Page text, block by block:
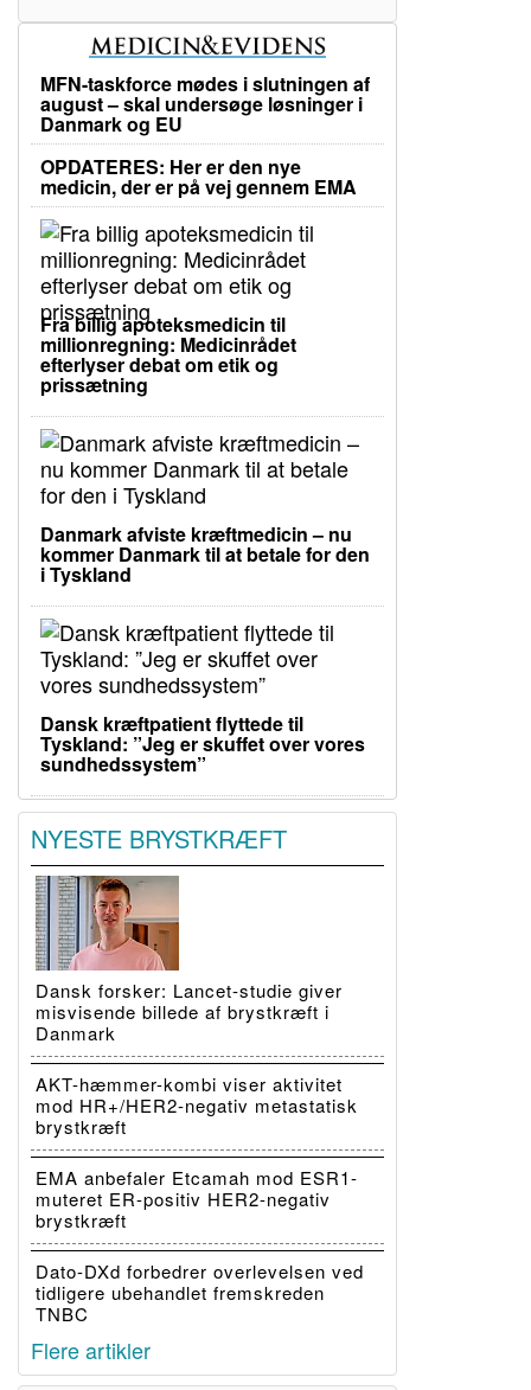
MFN-taskforce mødes i slutningen af
august – skal undersøge løsninger i
Danmark og EU
OPDATERES: Her er den nye
medicin, der er på vej gennem EMA
Fra billig apoteksmedicin til
millionregning: Medicinrådet
efterlyser debat om etik og
prissætning
Danmark afviste kræftmedicin – nu
kommer Danmark til at betale for den
i Tyskland
Dansk kræftpatient flyttede til
Tyskland: ”Jeg er skuffet over vores
sundhedssystem”
NYESTE BRYSTKRÆFT
Dansk forsker: Lancet-studie giver
misvisende billede af brystkræft i
Danmark
AKT-hæmmer-kombi viser aktivitet
mod HR+/HER2-negativ metastatisk
brystkræft
EMA anbefaler Etcamah mod ESR1-
muteret ER-positiv HER2-negativ
brystkræft
Dato-DXd forbedrer overlevelsen ved
tidligere ubehandlet fremskreden
TNBC
Flere artikler